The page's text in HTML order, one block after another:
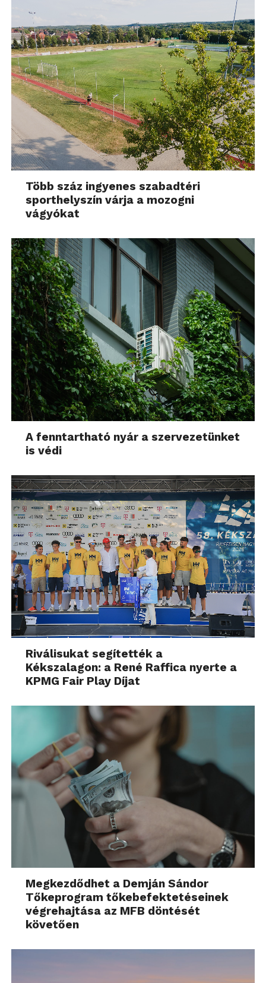
Több száz ingyenes szabadtéri
sporthelyszín várja a mozogni
vágyókat
A fenntartható nyár a szervezetünket
is védi
Riválisukat segítették a
Kékszalagon: a René Raffica nyerte a
KPMG Fair Play Díjat
Megkezdődhet a Demján Sándor
Tőkeprogram tőkebefektetéseinek
végrehajtása az MFB döntését
követően